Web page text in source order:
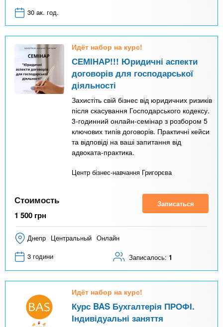
30 ак. год.
Идёт набор на курс!
СЕМІНАР!!! Юридичні аспекти
договорів для господарської
діяльності
Захистіть свій бізнес від юридичних ризиків
після скасування Господарського кодексу.
3-годинний онлайн-семінар з розбором 5
ключових типів договорів. Практичні кейси
та відповіді на ваші запитання від
адвоката-практика.
Центр бізнес-навчання Григорєва
Стоимость
1 500 грн
Записаться
Днепр Центральный Онлайн
3 години
Записалось: 1
Идёт набор на курс!
Курс BAS Бухгалтерія ПРОФІ.
Індивідуальні заняття